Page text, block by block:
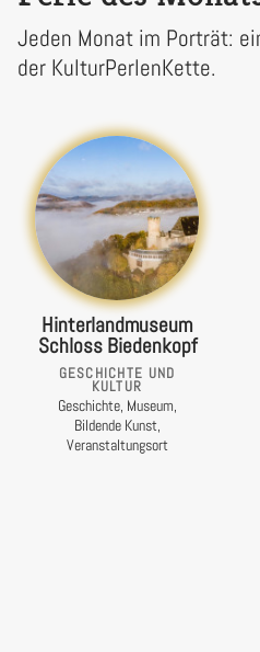
Jeden Monat im Porträt:
der KulturPerlenKette.
Hinterlandmuseum
Schloss Biedenkopf
GESCHICHTE UND
KULTUR
Geschichte, Museum,
Bildende Kunst,
Veranstaltungsort